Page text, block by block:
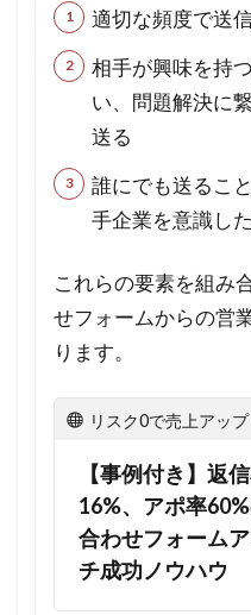
業文
送付
する
際
どの
よう
ォロ
が必
要で
しょ
か？
5.8
Q8.
適切な頻度で送
相手が興味を持
い、問題解決に
送る
誰にでも送るこ
手企業を意識し
これらの要素を組み
せフォームからの営
ります。
【事例付き】返
16%、アポ率
合わせフォーム
チ成功ノウハウ